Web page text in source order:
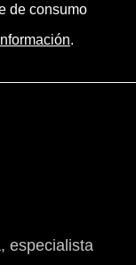
de consumo
.
especialista